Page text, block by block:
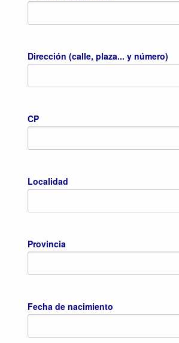
Dirección (calle, plaza... y número)
CP
Localidad
Provincia
Fecha de nacimiento